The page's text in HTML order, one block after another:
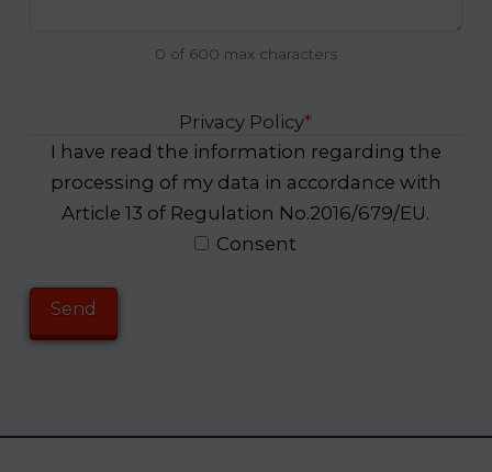
0 of 600 max characters
Privacy Policy*
I have read the information regarding the
processing of my data in accordance with
Article 13 of Regulation No.2016/679/EU.
Consent